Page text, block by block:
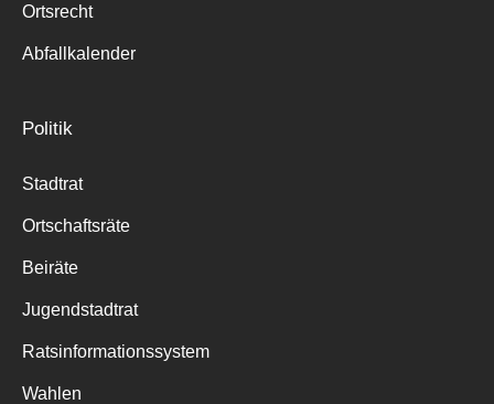
Ortsrecht
Abfallkalender
Politik
Stadtrat
Ortschaftsräte
Beiräte
Jugendstadtrat
Ratsinformationssystem
Wahlen